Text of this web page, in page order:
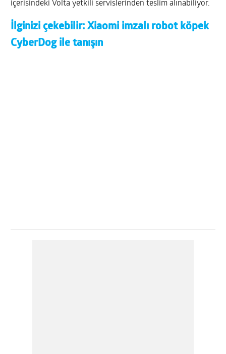
içerisindeki Volta yetkili servislerinden teslim alınabiliyor.
İlginizi çekebilir:Xiaomi imzalı robot köpek
CyberDog ile tanışın